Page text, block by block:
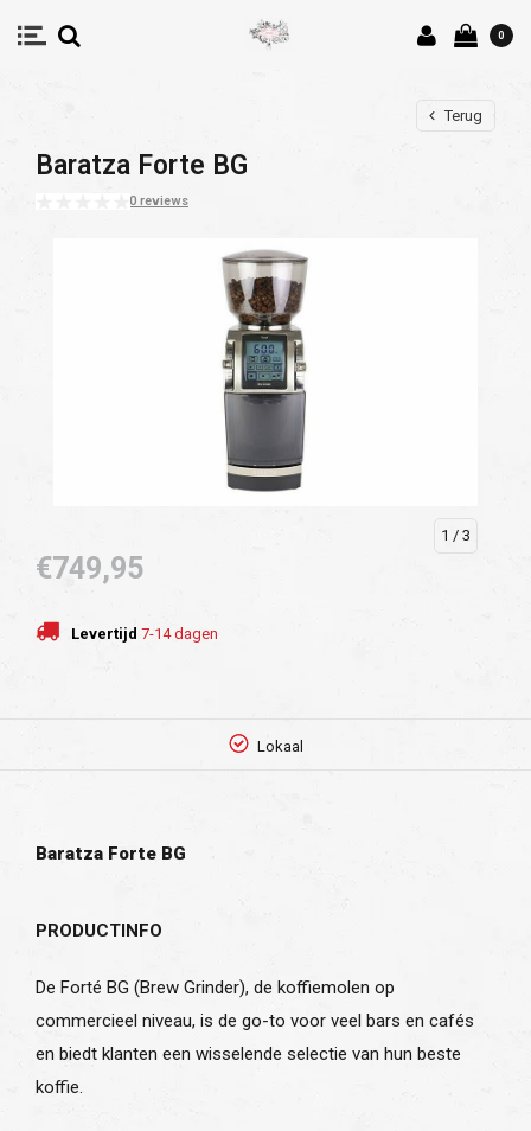
0
Terug
Baratza Forte BG
0 reviews
1 / 3
€749,95
Levertijd 7-14 dagen
Lokaal
Baratza Forte BG
PRODUCTINFO
De Forté BG (Brew Grinder), de koffiemolen op
commercieel niveau, is de go-to voor veel bars en cafés
en biedt klanten een wisselende selectie van hun beste
koffie.